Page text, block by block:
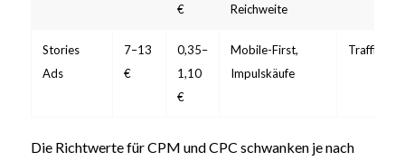
€
Reichweite
Stories
Ads
7–13
€
0,35–
1,10
€
Mobile-First,
Impulskäufe
Traffic,
Die Richtwerte für CPM und CPC schwanken je nach